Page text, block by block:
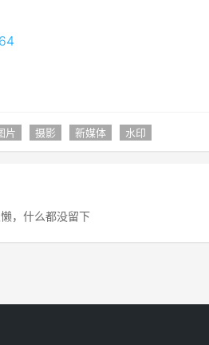
片 摄影 新媒体 水印
，什么都没留下